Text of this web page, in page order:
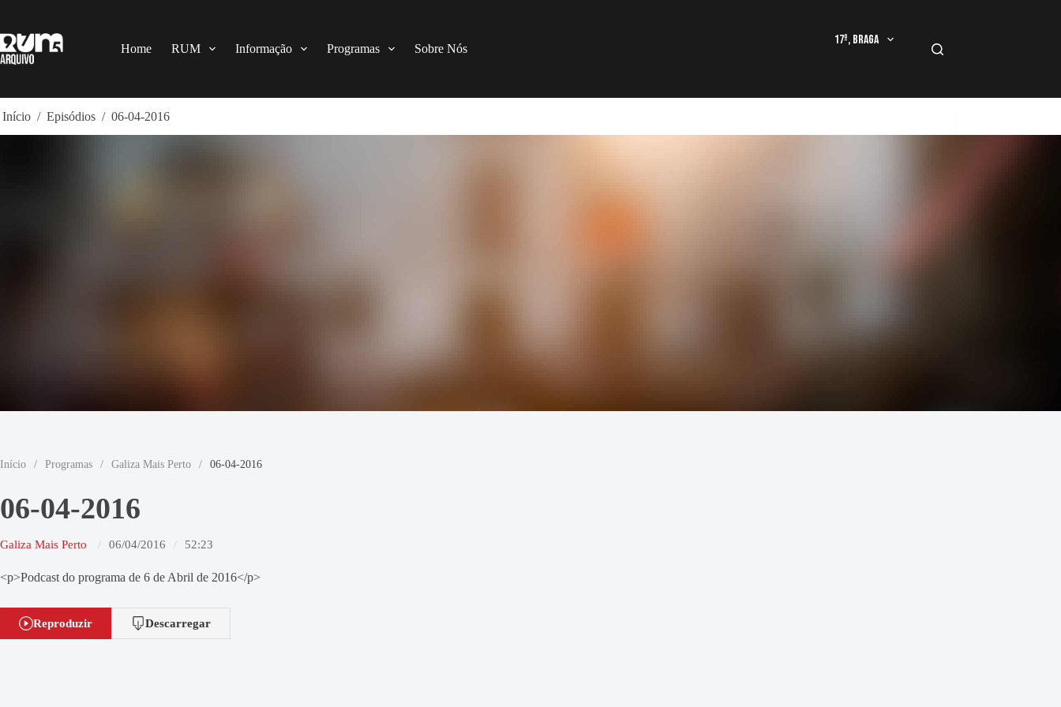
o
conteúdo
Home RUM Informação Programas Sobre Nós
17º, Braga
Início / Episódios / 06-04-2016
Início / Programas / Galiza Mais Perto / 06-04-2016
06-04-2016
Galiza Mais Perto 06/04/2016 52:23
<p>Podcast do programa de 6 de Abril de 2016</p>
Reproduzir Descarregar